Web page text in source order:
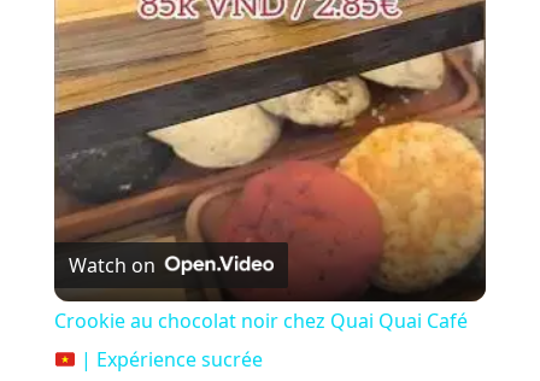
l
a
y
V
i
Watch on
Crookie au chocolat noir chez Quai Quai Café
| Expérience sucrée